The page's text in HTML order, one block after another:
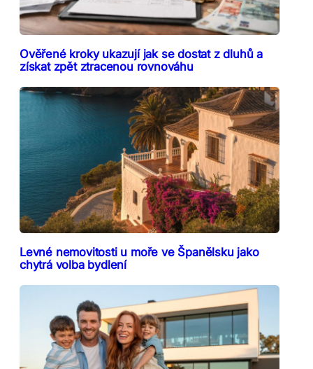
Ověřené kroky ukazují jak se dostat z dluhů a
získat zpět ztracenou rovnováhu
Levné nemovitosti u moře ve Španělsku jako
chytrá volba bydlení